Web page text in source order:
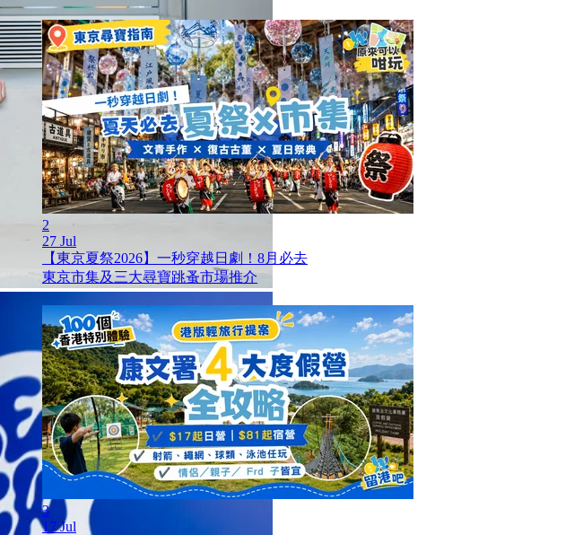
2
27 Jul
【東京夏祭2026】一秒穿越日劇！8月必去
東京市集及三大尋寶跳蚤市場推介
3
17 Jul